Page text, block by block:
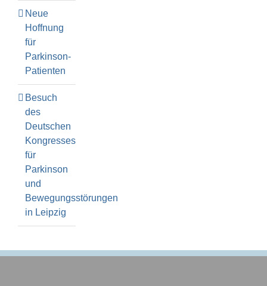
Neue
Hoffnung
für
Parkinson-
Patienten
Besuch
des
Deutschen
Kongresses
für
Parkinson
und
Bewegungsstörungen
in Leipzig